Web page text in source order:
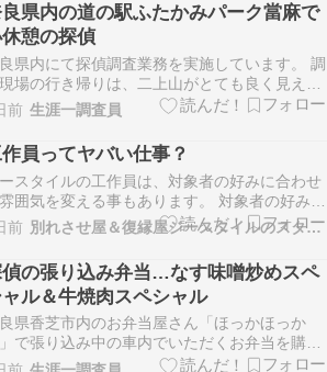
県内の道の駅ふたかみパーク當麻で
憩の探偵
県内にて探偵調査業務を実施しています。 調
場の行き帰りは、二上山がとても良く見える
を走行しております。 調査現場からも、少し
けた場所では見える角度は異なりますが二上山
むことが出来ます。 小腹が空いた私と同行の
員がトイレ休憩を兼ねて、二上山の麓の「道
ふ…
前 生涯一調査員
員ってヤバい仕事？
スタイルの工作員は、対象者の好みに合わせ
囲気を変える事もあります。 対象者の好みに
せた服装や髪形をリクエストされる事もしば
ば。 工作の日だけスーツ出勤してくる人、黒髪
ド派手な金髪になる人など見ていて面白い。
もそれが、みんな似合っているんです。 正
めちゃ…
前 別れさせ屋＆復縁屋ジースタイルのスタッフブログ
の張り込み弁当…なす味噌炒めスペ
ル＆牛焼肉スペシャル
県香芝市内のお弁当屋さん「ほっかほっか
で張り込み中の車内でいただくお弁当を購入
した。 私は「なす味噌????炒めスペシャ